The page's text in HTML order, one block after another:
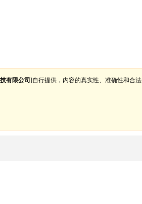
有限公司 ]自行提供，内容的真实性、准确性和合法